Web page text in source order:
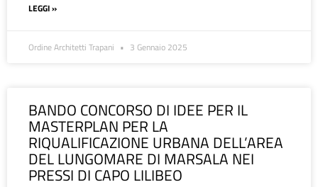
LEGGI »
Ordine Architetti Trapani 3 Gennaio 2025
BANDO CONCORSO DI IDEE PER IL
MASTERPLAN PER LA
RIQUALIFICAZIONE URBANA DELL’AREA
DEL LUNGOMARE DI MARSALA NEI
PRESSI DI CAPO LILIBEO